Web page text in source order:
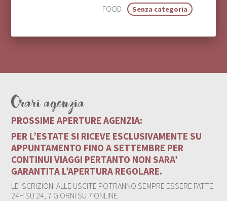
FOOD Senza categoria
Orari agenzia
PROSSIME APERTURE AGENZIA:
PER L’ESTATE SI RICEVE ESCLUSIVAMENTE SU
APPUNTAMENTO FINO A SETTEMBRE PER
CONTINUI VIAGGI PERTANTO NON SARA’
GARANTITA L’APERTURA REGOLARE.
LE ISCRIZIONI ALLE USCITE POTRANNO SEMPRE ESSERE FATTE
24H SU 24, 7 GIORNI SU 7 ONLINE.